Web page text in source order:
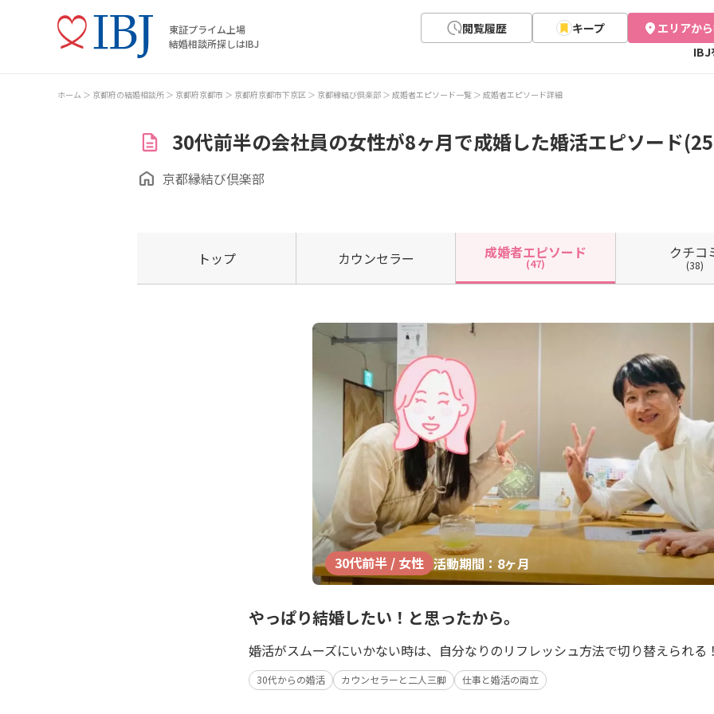
東証プライム上場
結婚相談所探しはIBJ
閲覧履歴 キープ
エリアか
IBJ
ホーム 京都府の結婚相談所 京都府京都市 京都府京都市下京区 京都縁結び倶楽部 成婚者エピソード一覧 成婚者エピソード詳細
30代前半の会社員の女性が8ヶ月で成婚した婚活エピソード
京都縁結び倶楽部
トップ カウンセラー 成婚者エピソード
(47)
クチコ
(38)
30代前半 / 女性 活動期間：8ヶ月
やっぱり結婚したい！と思ったから。
婚活がスムーズにいかない時は、自分なりのリフレッシュ方法で切り替えられる
30代からの婚活 カウンセラーと二人三脚 仕事と婚活の両立